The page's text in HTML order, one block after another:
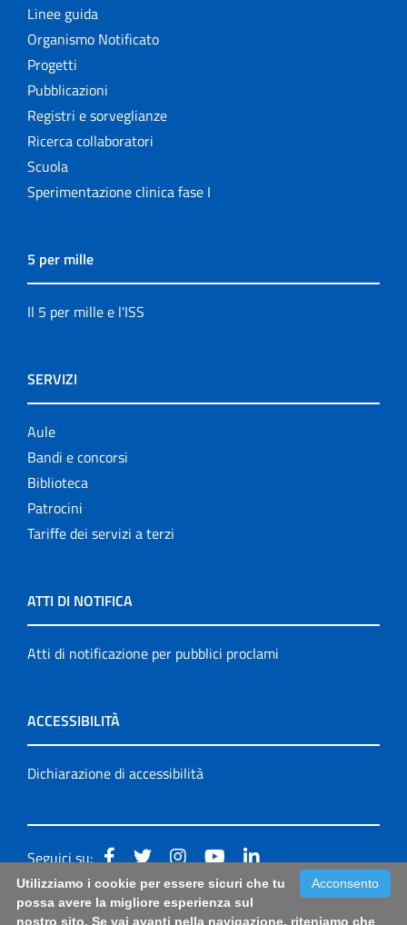
Linee guida
Organismo Notificato
Progetti
Pubblicazioni
Registri e sorveglianze
Ricerca collaboratori
Scuola
Sperimentazione clinica fase I
5 per mille
Il 5 per mille e l'ISS
SERVIZI
Aule
Bandi e concorsi
Biblioteca
Patrocini
Tariffe dei servizi a terzi
ATTI DI NOTIFICA
Atti di notificazione per pubblici proclami
ACCESSIBILITÀ
Dichiarazione di accessibilità
Seguici su:
Accessibilità: form di segnalazione di prima istanza per
Acconsento
Utilizziamo i cookie per essere sicuri che tu
possa avere la migliore esperienza sul
nostro sito. Se vai avanti nella navigazione, riteniamo che